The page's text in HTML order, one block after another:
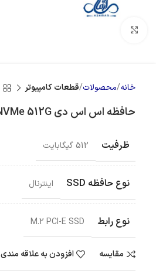
خانه محصولات قطعات کامپیوتر
حافظه اس اس دی PNY CS1030 M.2 NVMe 512G
ظرفیت 512 گیگابایت
نوع حافظه SSD اینترنال
نوع رابط M.2 PCI-E SSD
مقایسه افزودن به علاقه مندی